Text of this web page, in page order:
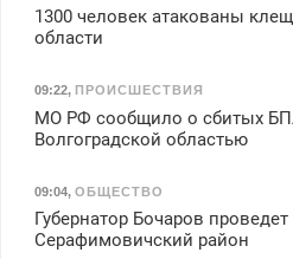
1300 человек атакованы
области
09:22, ПРОИСШЕСТВИЯ
МО РФ сообщило о сбитых
Волгоградской областью
09:04, ОБЩЕСТВО
Губернатор Бочаров
Серафимовичский район